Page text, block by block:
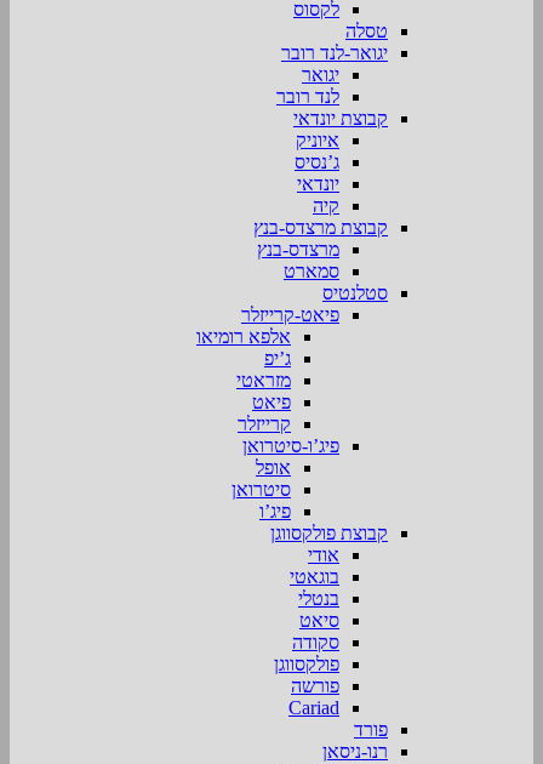
לקסוס
טסלה
יגואר-לנד רובר
יגואר
לנד רובר
קבוצת יונדאי
איוניק
ג’נסיס
יונדאי
קיה
קבוצת מרצדס-בנץ
מרצדס-בנץ
סמארט
סטלנטיס
פיאט-קרייזלר
אלפא רומיאו
ג’יפ
מזראטי
פיאט
קרייזלר
פיג’ו-סיטרואן
אופל
סיטרואן
פיג’ו
קבוצת פולקסווגן
אודי
בוגאטי
בנטלי
סיאט
סקודה
פולקסווגן
פורשה
Cariad
פורד
רנו-ניסאן